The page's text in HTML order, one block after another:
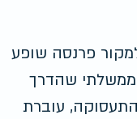
פרנסה שופע
שהדרך
עוברת